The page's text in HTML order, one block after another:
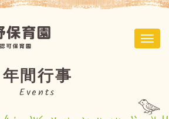
ナ
シ
ョ
年間行事
Events